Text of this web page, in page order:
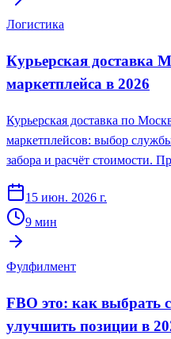
Логистика
Курьерская доставка
маркетплейса в 2026
Курьерская доставка по
маркетплейсов: выбор
забора и расчёт стоимости.
15 июн. 2026 г.
9 мин
Фулфилмент
FBO это: как выбрать
улучшить позиции в